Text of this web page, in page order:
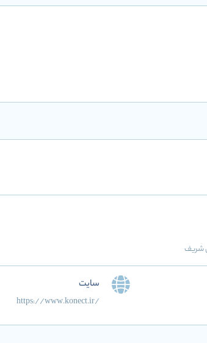
شریف
سایت
https://www.konect.ir/